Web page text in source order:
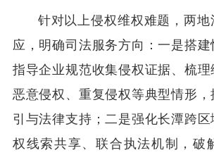
针对以上侵权维权难题，两地
应，明确司法服务方向：一是搭建
指导企业规范收集侵权证据、梳
恶意侵权、重复侵权等典型情形
引与法律支持；二是强化长潭跨
权线索共享、联合执法机制，破